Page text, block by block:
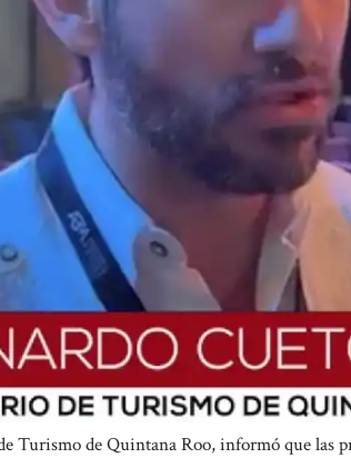
Turismo de Quintana Roo, informó que las